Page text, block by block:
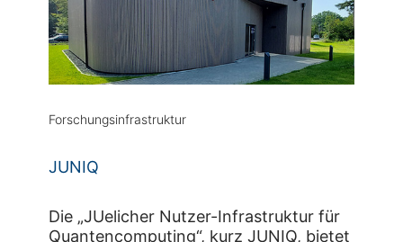
Forschungsinfrastruktur
JUNIQ
Die „JUelicher Nutzer-Infrastruktur für
Quantencomputing“, kurz JUNIQ, bietet